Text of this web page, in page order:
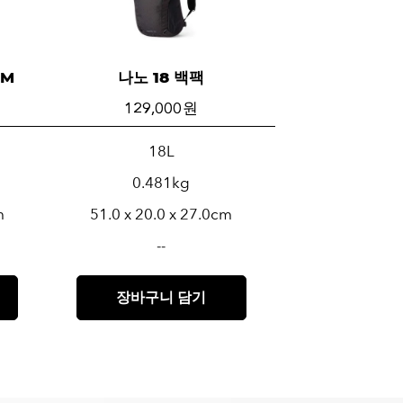
나노 18 백팩
129,000 원
18L
0.481kg
51.0 x 20.0 x 27.0cm
--
장바구니 담기